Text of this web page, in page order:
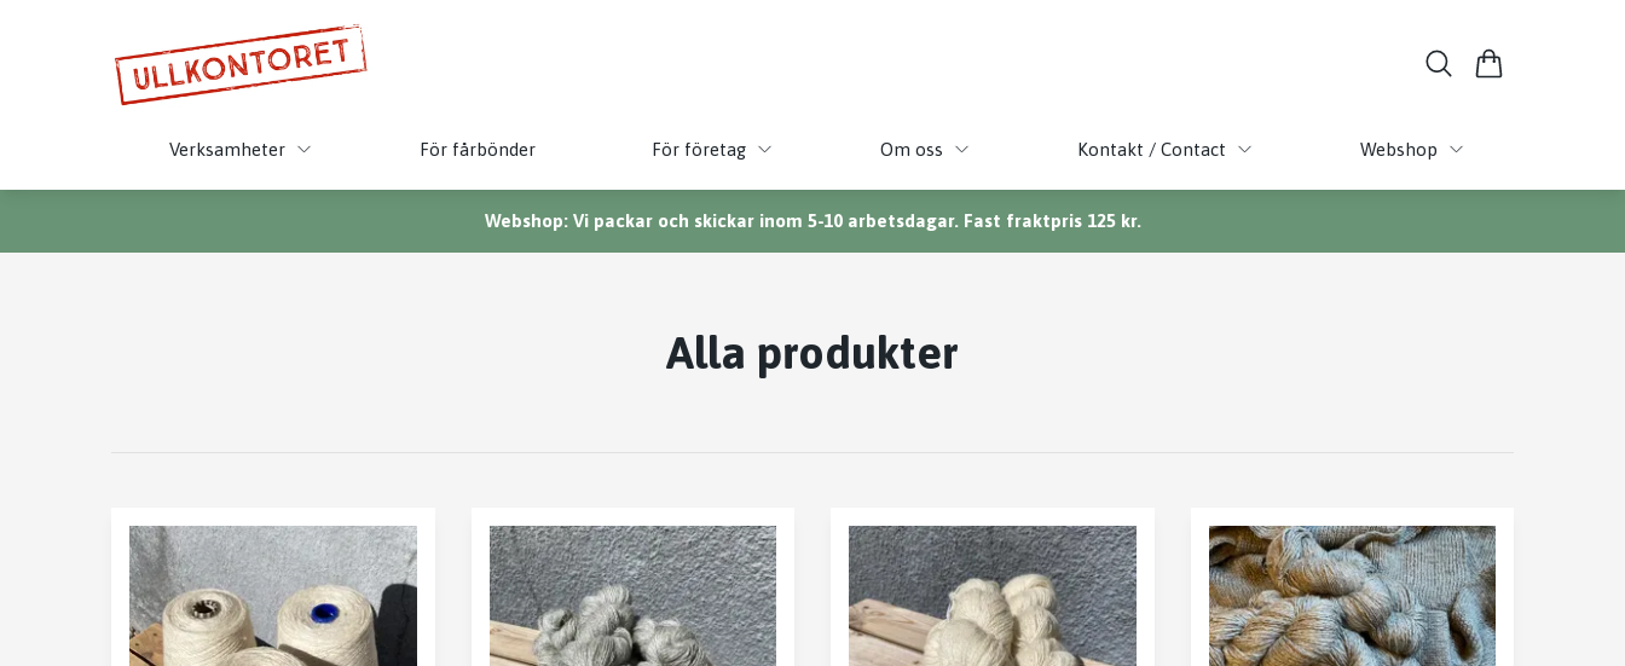
Verksamheter För fårbönder För företag Om oss Kontakt / Contact Webshop
Webshop: Vi packar och skickar inom 5-10 arbetsdagar. Fast fraktpris 125 kr.
Alla produkter